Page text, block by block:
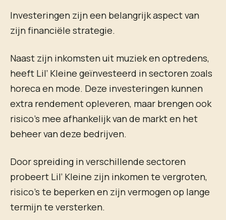
Investeringen zijn een belangrijk aspect van
zijn financiële strategie.
Naast zijn inkomsten uit muziek en optredens,
heeft Lil’ Kleine geïnvesteerd in sectoren zoals
horeca en mode. Deze investeringen kunnen
extra rendement opleveren, maar brengen ook
risico’s mee afhankelijk van de markt en het
beheer van deze bedrijven.
Door spreiding in verschillende sectoren
probeert Lil’ Kleine zijn inkomen te vergroten,
risico’s te beperken en zijn vermogen op lange
termijn te versterken.